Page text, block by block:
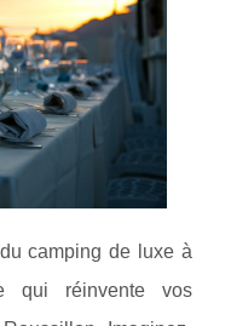
camping de luxe à
qui réinvente vos